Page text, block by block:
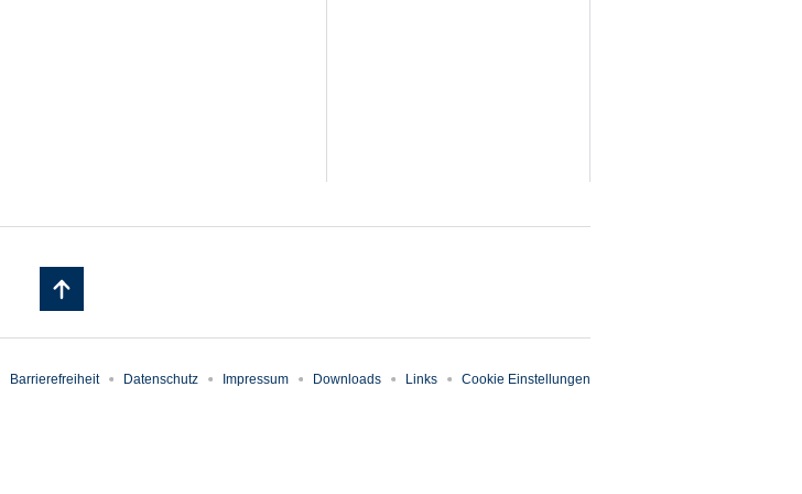
Barrierefreiheit Datenschutz Impressum Downloads Links Cookie Einstellungen